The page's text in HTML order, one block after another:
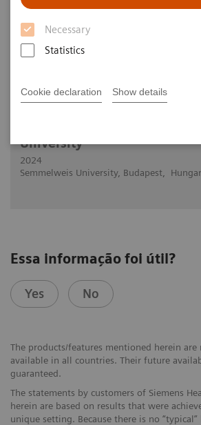
Necessary
Statistics
Cookie declaration Show details
Semmelweis
University
2024
Semmelweis University, Budapest,
Essa informação foi útil?
Yes No
The products/features mentioned herein
available in all countries. Their future
guaranteed.
The statements by customers of Siemens
herein are based on results that were
unique setting. Because there is no